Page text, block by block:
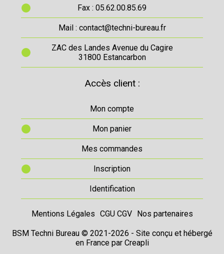
Fax : 05.62.00.85.69
Mail : contact@techni-bureau.fr
ZAC des Landes Avenue du Cagire
31800 Estancarbon
Accès client :
Mon compte
Mon panier
Mes commandes
Inscription
Identification
Mentions Légales CGU CGV Nos partenaires
BSM Techni Bureau © 2021-2026 - Site conçu et hébergé
en France par Creapli